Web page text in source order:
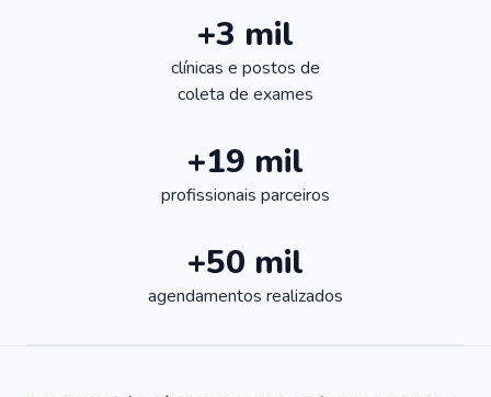
+3 mil
clínicas e postos de
coleta de exames
+19 mil
profissionais parceiros
+50 mil
agendamentos realizados